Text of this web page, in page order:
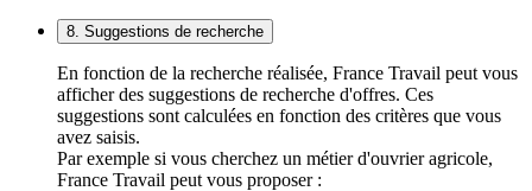
8. Suggestions de recherche
En fonction de la recherche réalisée, France Travail peut vous
afficher des suggestions de recherche d'offres. Ces
suggestions sont calculées en fonction des critères que vous
avez saisis.
Par exemple si vous cherchez un métier d'ouvrier agricole,
France Travail peut vous proposer :